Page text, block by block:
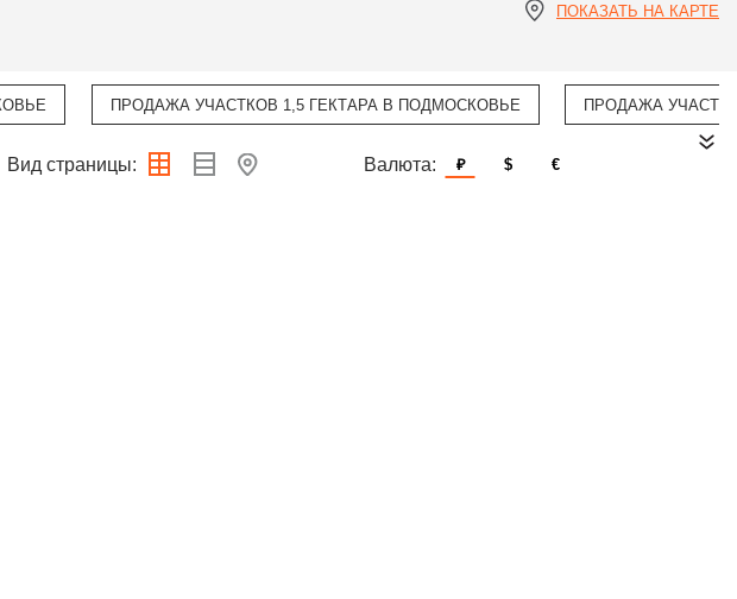
ПОКАЗАТЬ НА КАРТЕ
ПРОДАЖА УЧАСТКОВ 1,5 ГЕКТАРА В ПОДМОСКОВЬЕ ПРОДАЖА
Вид страницы: Валюта: ₽ $ €